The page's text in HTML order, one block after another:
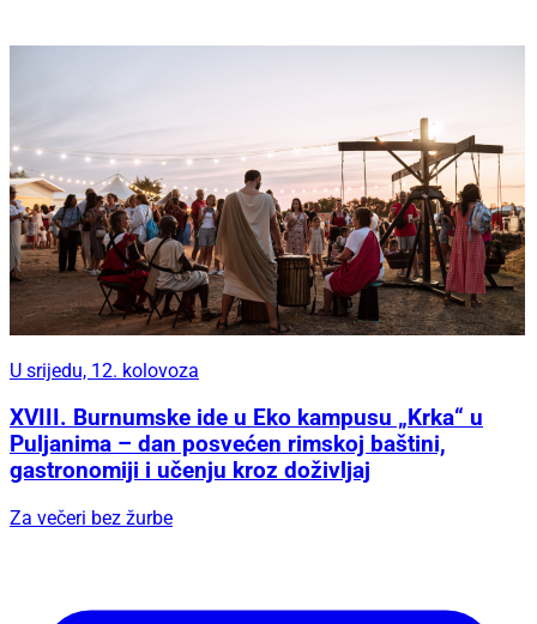
U srijedu, 12. kolovoza
XVIII. Burnumske ide u Eko kampusu „Krka“ u
Puljanima – dan posvećen rimskoj baštini,
gastronomiji i učenju kroz doživljaj
Za večeri bez žurbe